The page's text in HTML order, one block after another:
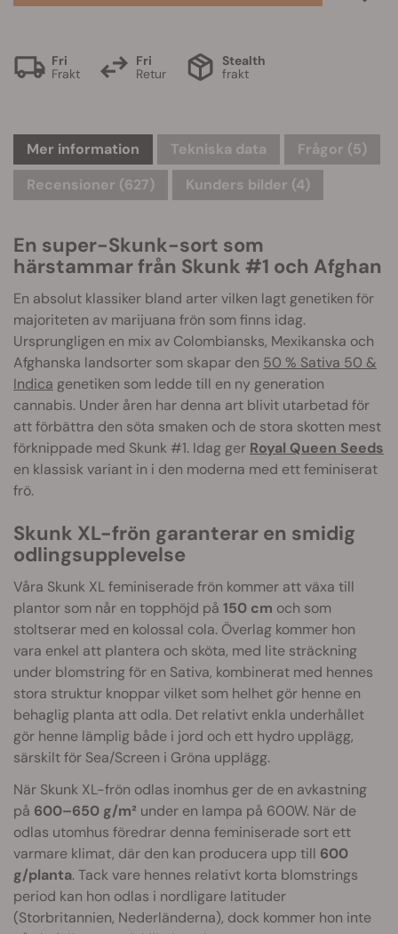
Fri
Frakt
Fri
Retur
Stealth
frakt
Mer information Tekniska data Frågor (5)
Recensioner (627)
Kunders bilder (4)
En super-Skunk-sort som
härstammar från Skunk #1 och Afghan
En absolut klassiker bland arter vilken lagt genetiken för
majoriteten av marijuana frön som finns idag.
Ursprungligen en mix av Colombiansks, Mexikanska och
Afghanska landsorter som skapar den 50 % Sativa 50 &
Indica genetiken som ledde till en ny generation
cannabis. Under åren har denna art blivit utarbetad för
att förbättra den söta smaken och de stora skotten mest
förknippade med Skunk #1. Idag ger Royal Queen Seeds
en klassisk variant in i den moderna med ett feminiserat
frö.
Skunk XL-frön garanterar en smidig
odlingsupplevelse
Våra Skunk XL feminiserade frön kommer att växa till
plantor som når en topphöjd på 150 cm och som
stoltserar med en kolossal cola. Överlag kommer hon
vara enkel att plantera och sköta, med lite sträckning
under blomstring för en Sativa, kombinerat med hennes
stora struktur knoppar vilket som helhet gör henne en
behaglig planta att odla. Det relativt enkla underhållet
gör henne lämplig både i jord och ett hydro upplägg,
särskilt för Sea/Screen i Gröna upplägg.
När Skunk XL-frön odlas inomhus ger de en avkastning
på 600–650 g/m² under en lampa på 600W. När de
odlas utomhus föredrar denna feminiserade sort ett
varmare klimat, där den kan producera upp till 600
g/planta. Tack vare hennes relativt korta blomstrings
period kan hon odlas i nordligare latituder
(Storbritannien, Nederländerna), dock kommer hon inte